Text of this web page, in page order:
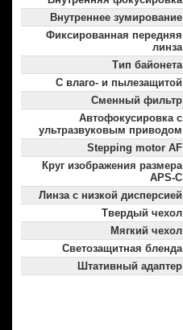
Внутреннее зумирование
Фиксированная передняя
линза
Тип байонета
С влаго- и пылезащитой
Сменный фильтр
Автофокусировка с
ультразвуковым приводом
Stepping motor AF
Круг изображения размера
APS-C
Линза с низкой дисперсией
Твердый чехол
Мягкий чехол
Светозащитная бленда
Штативный адаптер